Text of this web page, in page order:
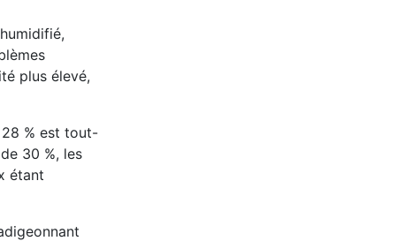
plus élevé,
28 % est tout-
30 %, les
étant